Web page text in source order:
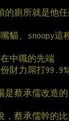
的廁所就是他
貓、snoopy這
中職的先端
財力屌打
蔡承儒改造的
蔡承儒幹的